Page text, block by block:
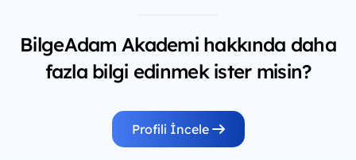
BilgeAdam Akademi hakkında daha
fazla bilgi edinmek ister misin?
Profili İncele